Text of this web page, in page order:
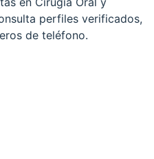
perfiles verificados,
de teléfono.